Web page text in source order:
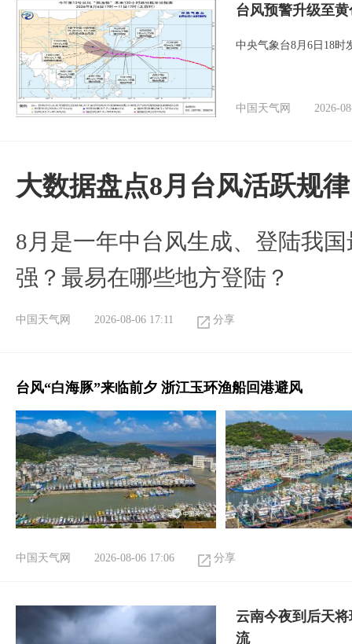
台风预警升级至
中央气象台8月6日18时
中国天气网 2026-
大数据盘点8月台风活跃规律
8月是一年中台风生成、登陆我
强？最易在哪些地方登陆？
中国天气网 2026-08-06 17:11 分享
台风“白海豚”来临前夕 浙江玉环渔船回港避风
中国天气网 2026-08-06 17:06 分享
云南今夜到后天
流